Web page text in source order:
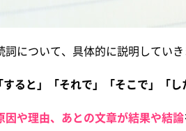
について、具体的に説明していき
ると」「それで」「そこで」「
因や理由、あとの文章が結果や結論